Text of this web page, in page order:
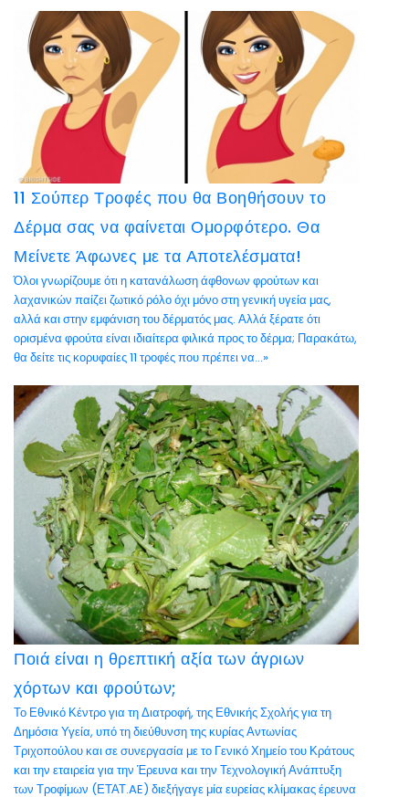
11 Σούπερ Τροφές που θα Βοηθήσουν το
Δέρμα σας να φαίνεται Ομορφότερο. Θα
Μείνετε Άφωνες με τα Αποτελέσματα!
Όλοι γνωρίζουμε ότι η κατανάλωση άφθονων φρούτων και
λαχανικών παίζει ζωτικό ρόλο όχι μόνο στη γενική υγεία μας,
αλλά και στην εμφάνιση του δέρματός μας. Αλλά ξέρατε ότι
ορισμένα φρούτα είναι ιδιαίτερα φιλικά προς το δέρμα; Παρακάτω,
θα δείτε τις κορυφαίες 11 τροφές που πρέπει να...»
Ποιά είναι η θρεπτική αξία των άγριων
χόρτων και φρούτων;
Το Εθνικό Κέντρο για τη Διατροφή, της Εθνικής Σχολής για τη
Δημόσια Υγεία, υπό τη διεύθυνση της κυρίας Αντωνίας
Τριχοπούλου και σε συνεργασία με το Γενικό Χημείο του Κράτους
και την εταιρεία για την Έρευνα και την Τεχνολογική Ανάπτυξη
των Τροφίμων (ΕΤΑΤ.AE) διεξήγαγε μία ευρείας κλίμακας έρευνα